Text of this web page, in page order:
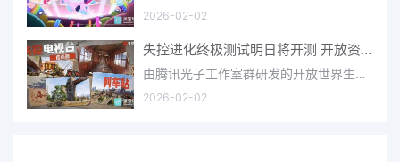
2026-02-02
失控进化终极测试明日将开测 开放资格预下载已开启
由腾讯光子工作室群研发的开放世界生存进化手游《失控进化》宣布，终极测试将于明日正式开启，目前测试资格预下
2026-02-02